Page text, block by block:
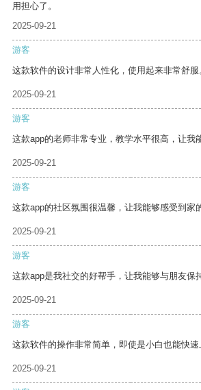
用担心了。
2025-09-21
游客
这款软件的设计非常人性化，使用起来非常舒服
2025-09-21
游客
这款app的老师非常专业，教学水平很高，让我
2025-09-21
游客
这款app的社区氛围很温馨，让我能够感受到家
2025-09-21
游客
这款app是我社交的好帮手，让我能够与朋友保
2025-09-21
游客
这款软件的操作非常简单，即使是小白也能快速
2025-09-21